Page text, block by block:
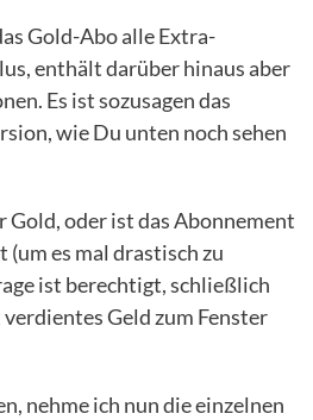
Gold-Abo alle Extra-
enthält darüber hinaus aber
Es ist sozusagen das
wie Du unten noch sehen
Gold, oder ist das Abonnement
es mal drastisch zu
ist berechtigt, schließlich
Geld zum Fenster
nehme ich nun die einzelnen